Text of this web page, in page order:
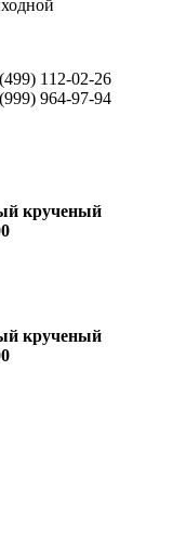
112-02-26
964-97-94
крученый
крученый